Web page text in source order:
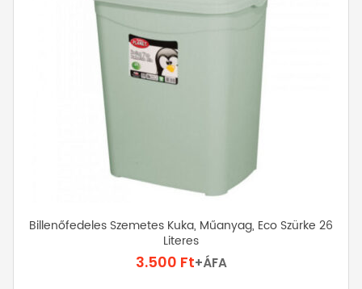
Billenőfedeles Szemetes Kuka, Műanyag, Eco Szürke 26
Literes
3.500 Ft+ÁFA